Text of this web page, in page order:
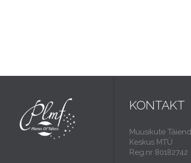
KONTAKT
Muusikute
Keskus MTÜ
Reg.nr 80182742